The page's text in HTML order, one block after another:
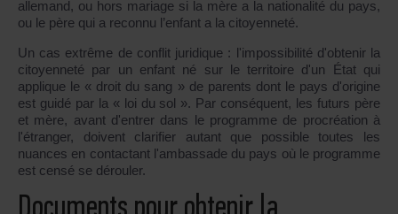
allemand, ou hors mariage si la mère a la nationalité du pays,
ou le père qui a reconnu l’enfant a la citoyenneté.
Un cas extrême de conflit juridique : l'impossibilité d'obtenir la
citoyenneté par un enfant né sur le territoire d'un État qui
applique le « droit du sang » de parents dont le pays d'origine
est guidé par la « loi du sol ». Par conséquent, les futurs père
et mère, avant d'entrer dans le programme de procréation à
l'étranger, doivent clarifier autant que possible toutes les
nuances en contactant l'ambassade du pays où le programme
est censé se dérouler.